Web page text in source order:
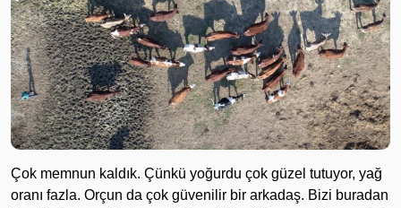
Çok memnun kaldık. Çünkü yoğurdu çok güzel tutuyor, yağ
oranı fazla. Orçun da çok güvenilir bir arkadaş. Bizi buradan